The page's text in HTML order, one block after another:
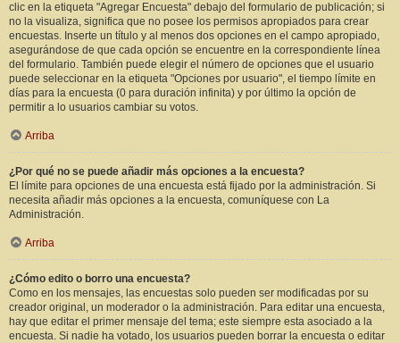
clic en la etiqueta "Agregar Encuesta" debajo del formulario de publicación; si
no la visualiza, significa que no posee los permisos apropiados para crear
encuestas. Inserte un título y al menos dos opciones en el campo apropiado,
asegurándose de que cada opción se encuentre en la correspondiente línea
del formulario. También puede elegir el número de opciones que el usuario
puede seleccionar en la etiqueta "Opciones por usuario", el tiempo límite en
días para la encuesta (0 para duración infinita) y por último la opción de
permitir a lo usuarios cambiar su votos.
Arriba
¿Por qué no se puede añadir más opciones a la encuesta?
El límite para opciones de una encuesta está fijado por la administración. Si
necesita añadir más opciones a la encuesta, comuníquese con La
Administración.
Arriba
¿Cómo edito o borro una encuesta?
Como en los mensajes, las encuestas solo pueden ser modificadas por su
creador original, un moderador o la administración. Para editar una encuesta,
hay que editar el primer mensaje del tema; este siempre esta asociado a la
encuesta. Si nadie ha votado, los usuarios pueden borrar la encuesta o editar